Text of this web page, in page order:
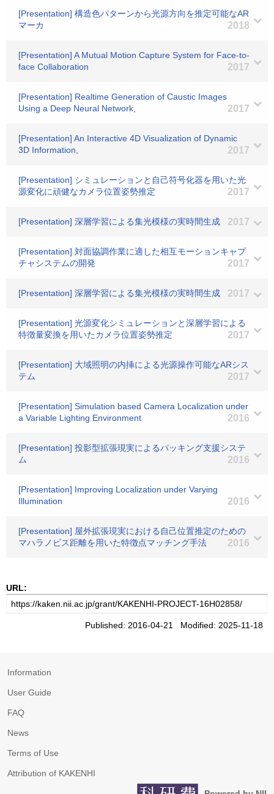
[Presentation] 構造色パターンから光源方向を推定可能なAR
マーカ
2018
[Presentation] A Mutual Motion Capture System for Face-to-
face Collaboration
2017
[Presentation] Realtime Generation of Caustic Images
Using a Deep Neural Network,
2017
[Presentation] An Interactive 4D Visualization of Dynamic
3D Information,
2017
[Presentation] シミュレーションと自己符号化器を用いた光
源変化に頑健なカメラ位置姿勢推定
2017
[Presentation] 深層学習による集光模様の実時間生成 2017
[Presentation] 対面協調作業に適した相互モーションキャプ
チャシステムの開発
2017
[Presentation] 深層学習による集光模様の実時間生成 2017
[Presentation] 光源変化シミュレーションと深層学習による
特徴量変換を用いたカメラ位置姿勢推定
2017
[Presentation] 大域照明の内挿による光源操作可能なARシス
テム
2017
[Presentation] Simulation based Camera Localization under
a Variable Lighting Environment
2016
[Presentation] 投影型拡張現実によるパッキング支援システ
ム
2016
[Presentation] Improving Localization under Varying
Illumination
2016
[Presentation] 屋外拡張現実における自己位置推定のための
マハラノビス距離を用いた特徴点マッチング手法
2016
URL:
Published: 2016-04-21 Modified: 2025-11-18
Information
User Guide
FAQ
News
Terms of Use
Attribution of KAKENHI